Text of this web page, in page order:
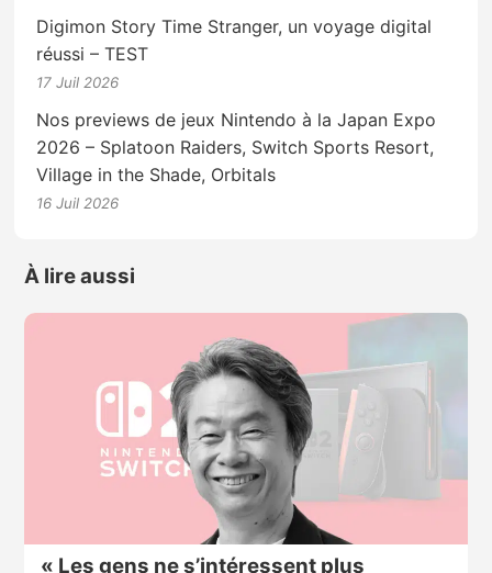
Digimon Story Time Stranger, un voyage digital
réussi – TEST
17 Juil 2026
Nos previews de jeux Nintendo à la Japan Expo
2026 – Splatoon Raiders, Switch Sports Resort,
Village in the Shade, Orbitals
16 Juil 2026
À lire aussi
« Les gens ne s’intéressent plus